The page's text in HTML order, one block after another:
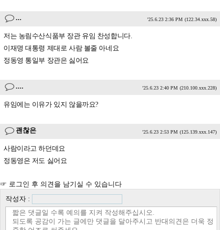
... '25.6.23 2:36 PM (122.34.xxx.58)
저는 농림수산식품부 장관 유임 찬성합니다.
이재명 대통령 제대로 사람 볼줄 아네요
정동영 통일부 장관은 싫어요
.... '25.6.23 2:40 PM (210.100.xxx.228)
유임에는 이유가 있지 않을까요?
괜찮은 '25.6.23 2:53 PM (125.139.xxx.147)
사람이라고 하던데요
정동영은 저도 싫어요
☞ 로그인 후 의견을 남기실 수 있습니다
작성자 :